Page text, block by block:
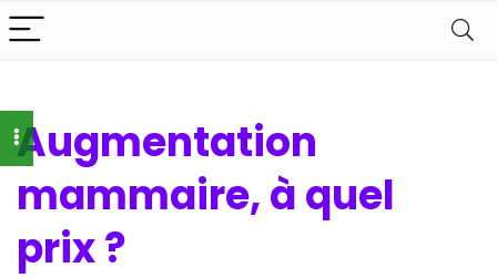
Augmentation
mammaire, à quel
prix ?